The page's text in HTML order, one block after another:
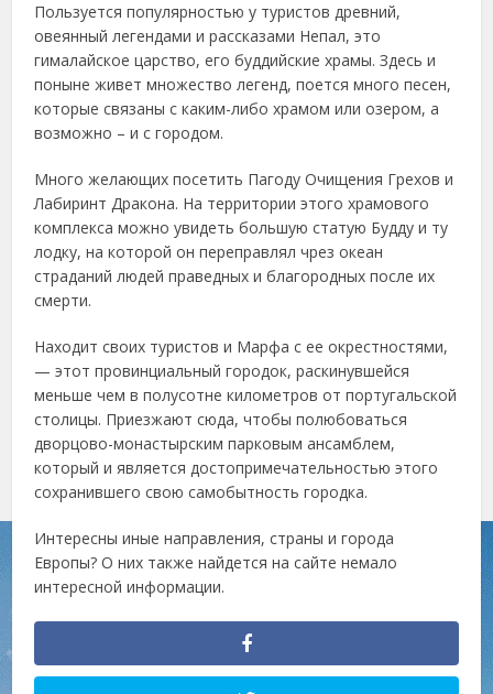
Пользуется популярностью у туристов древний,
овеянный легендами и рассказами Непал, это
гималайское царство, его буддийские храмы. Здесь и
поныне живет множество легенд, поется много песен,
которые связаны с каким-либо храмом или озером, а
возможно – и с городом.
Много желающих посетить Пагоду Очищения Грехов и
Лабиринт Дракона. На территории этого храмового
комплекса можно увидеть большую статую Будду и ту
лодку, на которой он переправлял чрез океан
страданий людей праведных и благородных после их
смерти.
Находит своих туристов и Марфа с ее окрестностями,
— этот провинциальный городок, раскинувшейся
меньше чем в полусотне километров от португальской
столицы. Приезжают сюда, чтобы полюбоваться
дворцово-монастырским парковым ансамблем,
который и является достопримечательностью этого
сохранившего свою самобытность городка.
Интересны иные направления, страны и города
Европы? О них также найдется на сайте немало
интересной информации.